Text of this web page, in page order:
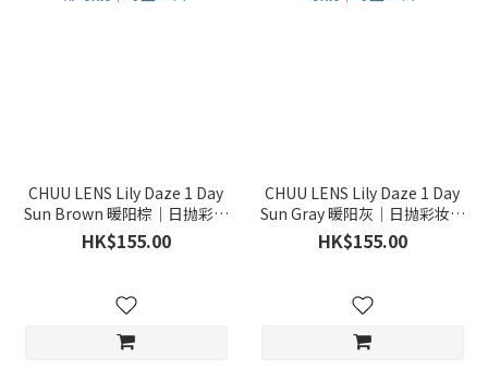
CHUU LENS Lily Daze 1 Day
Sun Brown 暖阳棕｜日抛彩妆
隐形眼镜｜每盒10片
HK$155.00
CHUU LENS Lily Daze 1 Day
Sun Gray 暖阳灰｜日抛彩妆隐
形眼镜｜每盒10片
HK$155.00